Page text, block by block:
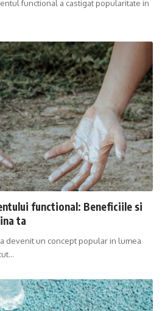
functional a castigat popularitate in
functional: Beneficiile si
ta
devenit un concept popular in lumea